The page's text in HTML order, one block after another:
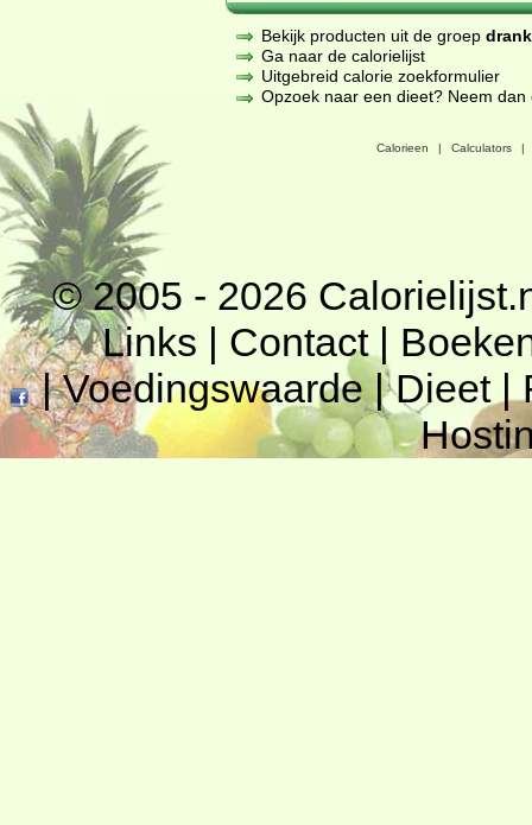
Bekijk producten uit de groep
Ga naar de calorielijst
Uitgebreid calorie zoekformulier
Opzoek naar een dieet? Neem
Calorieen | Calculators |
© 2005 - 2026
Links | Contact|
|Voedingswaarde|Dieet|